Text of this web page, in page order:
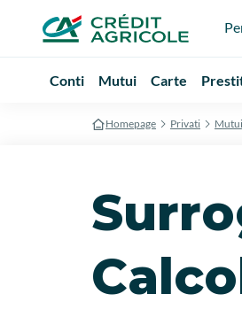
Conti Mutui Carte
Homepage Privati